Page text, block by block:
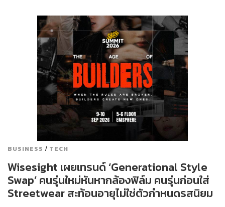
BUSINESS / TECH
Wisesight เผยเทรนด์ ‘Generational Style
Swap’ คนรุ่นใหม่หันหากล้องฟิล์ม คนรุ่นก่อนใส่
Streetwear สะท้อนอายุไม่ใช่ตัวกำหนดรสนิยม